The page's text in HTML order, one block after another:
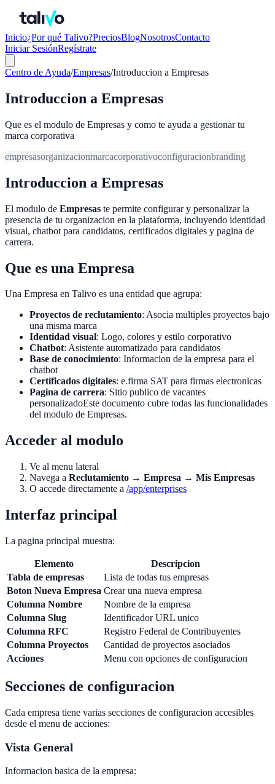
Inicio¿Por qué Talivo?PreciosBlogNosotrosContacto
Iniciar SesiónRegístrate
Centro de Ayuda/Empresas/Introduccion a Empresas
Introduccion a Empresas
Que es el modulo de Empresas y como te ayuda a gestionar tu
marca corporativa
empresasorganizacionmarcacorporativoconfiguracionbranding
Introduccion a Empresas
El modulo de Empresas te permite configurar y personalizar la
presencia de tu organizacion en la plataforma, incluyendo identidad
visual, chatbot para candidatos, certificados digitales y pagina de
carrera.
Que es una Empresa
Una Empresa en Talivo es una entidad que agrupa:
Proyectos de reclutamiento: Asocia multiples proyectos bajo
una misma marca
Identidad visual: Logo, colores y estilo corporativo
Chatbot: Asistente automatizado para candidatos
Base de conocimiento: Informacion de la empresa para el
chatbot
Certificados digitales: e.firma SAT para firmas electronicas
Pagina de carrera: Sitio publico de vacantes
personalizadoEste documento cubre todas las funcionalidades
del modulo de Empresas.
Acceder al modulo
Ve al menu lateral
Navega a Reclutamiento → Empresa → Mis Empresas
O accede directamente a /app/enterprises
Interfaz principal
La pagina principal muestra:
Elemento
Descripcion
Tabla de empresas
Lista de todas tus empresas
Boton Nueva Empresa Crear una nueva empresa
Columna Nombre
Nombre de la empresa
Columna Slug
Identificador URL unico
Columna RFC
Registro Federal de Contribuyentes
Columna Proyectos
Cantidad de proyectos asociados
Acciones
Menu con opciones de configuracion
Secciones de configuracion
Cada empresa tiene varias secciones de configuracion accesibles
desde el menu de acciones:
Vista General
Informacion basica de la empresa: